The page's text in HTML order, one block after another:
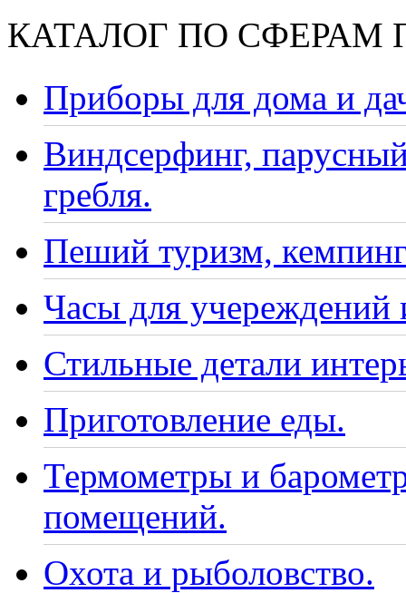
КАТАЛОГ ПО СФЕРАМ
Приборы для дома и
Виндсерфинг,
гребля.
Пеший туризм,
Часы для учереждений
Стильные детали
Приготовление еды.
Термометры и
помещений.
Охота и рыболовство.